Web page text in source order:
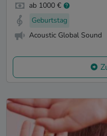
ab 1000 €
Geburtstag
Acoustic Global Sound